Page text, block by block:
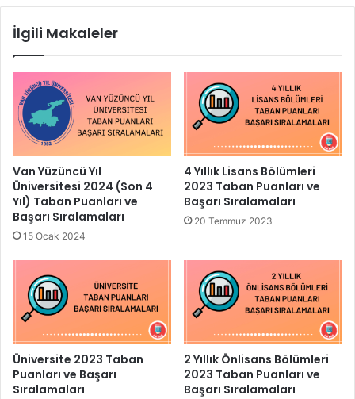
İlgili Makaleler
Van Yüzüncü Yıl
Üniversitesi 2024 (Son 4
Yıl) Taban Puanları ve
Başarı Sıralamaları
15 Ocak 2024
4 Yıllık Lisans Bölümleri
2023 Taban Puanları ve
Başarı Sıralamaları
20 Temmuz 2023
Üniversite 2023 Taban
Puanları ve Başarı
Sıralamaları
2 Yıllık Önlisans Bölümleri
2023 Taban Puanları ve
Başarı Sıralamaları